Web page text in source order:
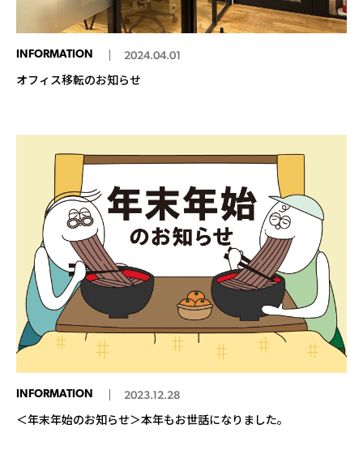
INFORMATION 2024.04.01
オフィス移転のお知らせ
INFORMATION 2023.12.28
＜年末年始のお知らせ＞本年もお世話になりました。